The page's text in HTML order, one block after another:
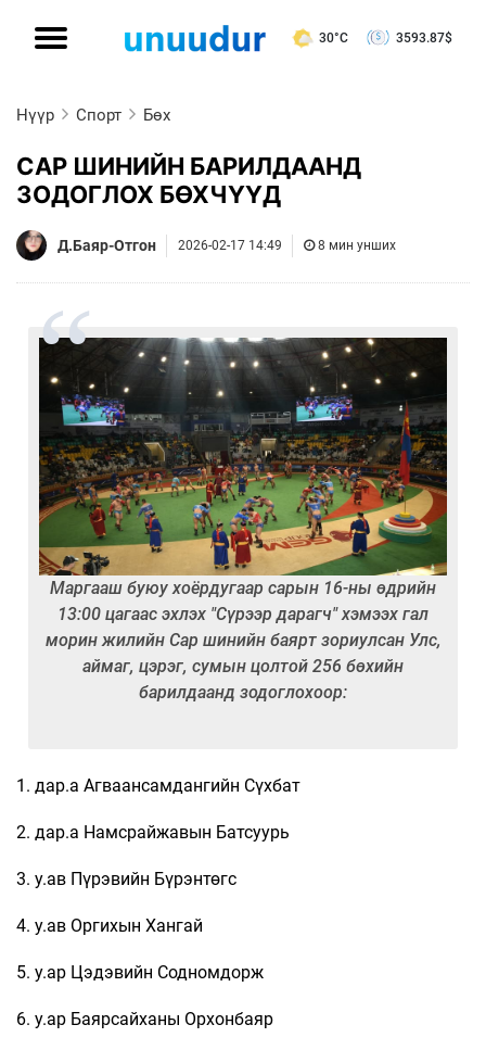
30°C 3593.87$
Нүүр Спорт Бөх
САР ШИНИЙН БАРИЛДААНД
ЗОДОГЛОХ БӨХЧҮҮД
Д.Баяр-Отгон 2026-02-17 14:49 8 мин унших
Маргааш буюу хоёрдугаар сарын 16-ны өдрийн
13:00 цагаас эхлэх "Сүрээр дарагч" хэмээх гал
морин жилийн Сар шинийн баярт зориулсан Улс,
аймаг, цэрэг, сумын цолтой 256 бөхийн
барилдаанд зодоглохоор:
1. дар.а Агваансамдангийн Сүхбат
2. дар.а Намсрайжавын Батсуурь
3. у.ав Пүрэвийн Бүрэнтөгс
4. у.ав Оргихын Хангай
5. у.ар Цэдэвийн Содномдорж
6. у.ар Баярсайханы Орхонбаяр